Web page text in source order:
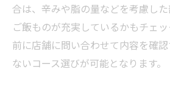
合は、辛みや脂の量などを考慮し
ご飯ものが充実しているかもチェ
前に店舗に問い合わせて内容を確
ないコース選びが可能となります。